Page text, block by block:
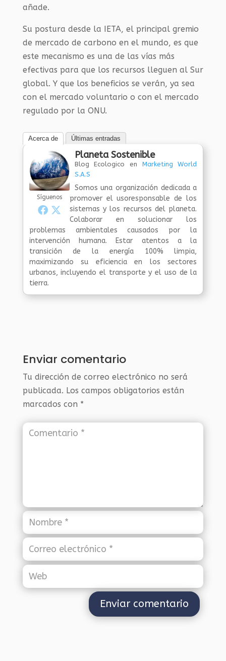
añade.
Su postura desde la IETA, el principal gremio
de mercado de carbono en el mundo, es que
este mecanismo es una de las vías más
efectivas para que los recursos lleguen al Sur
global. Y que los beneficios se verán, ya sea
con el mercado voluntario o con el mercado
regulado por la ONU.
Acerca de Últimas entradas
Síguenos
Planeta Sostenible
Blog Ecologico en Marketing World
S.A.S
Somos una organización dedicada a
promover el usoresponsable de los
sistemas y los recursos del planeta.
Colaborar en solucionar los
problemas ambientales causados por la
intervención humana. Estar atentos a la
transición de la energía 100% limpia,
maximizando su eficiencia en los sectores
urbanos, incluyendo el transporte y el uso de la
tierra.
Enviar comentario
Tu dirección de correo electrónico no será
publicada. Los campos obligatorios están
marcados con *